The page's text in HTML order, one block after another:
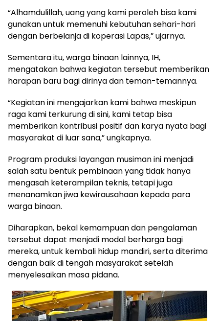
“Alhamdulillah, uang yang kami peroleh bisa kami
gunakan untuk memenuhi kebutuhan sehari-hari
dengan berbelanja di koperasi Lapas,” ujarnya.
Sementara itu, warga binaan lainnya, IH,
mengatakan bahwa kegiatan tersebut memberikan
harapan baru bagi dirinya dan teman-temannya.
“Kegiatan ini mengajarkan kami bahwa meskipun
raga kami terkurung di sini, kami tetap bisa
memberikan kontribusi positif dan karya nyata bagi
masyarakat di luar sana,” ungkapnya.
Program produksi layangan musiman ini menjadi
salah satu bentuk pembinaan yang tidak hanya
mengasah keterampilan teknis, tetapi juga
menanamkan jiwa kewirausahaan kepada para
warga binaan.
Diharapkan, bekal kemampuan dan pengalaman
tersebut dapat menjadi modal berharga bagi
mereka, untuk kembali hidup mandiri, serta diterima
dengan baik di tengah masyarakat setelah
menyelesaikan masa pidana.